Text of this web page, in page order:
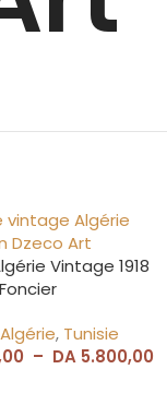
Vintage 1918
Algérie, Tunisie
– DA 5.800,00